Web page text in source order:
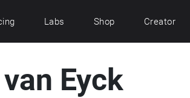
Labs Shop Creator
Eyck